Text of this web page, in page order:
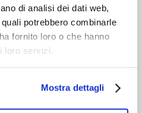
di analisi dei dati web,
potrebbero combinarle
fornito loro o che hanno
loro servizi.
Mostra dettagli